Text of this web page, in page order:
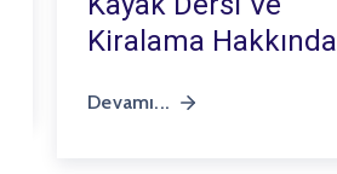
Kiralama Hakkında
Devamı...